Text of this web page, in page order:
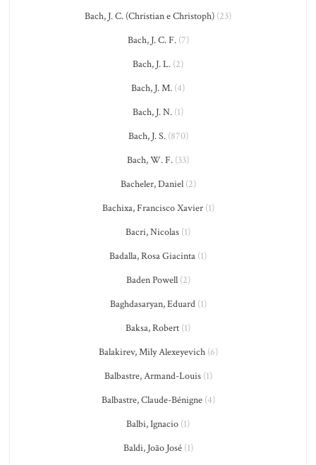
Bach, J. C. (Christian e Christoph) (23)
Bach, J. C. F.(7)
Bach, J. L. (2)
Bach, J. M. (4)
Bach, J. N. (1)
Bach, J. S.(870)
Bach, W. F. (33)
Bacheler, Daniel(2)
Bachixa, Francisco Xavier(1)
Bacri, Nicolas (1)
Badalla, Rosa Giacinta (1)
Baden Powell(2)
Baghdasaryan, Eduard(1)
Baksa, Robert (1)
Balakirev, Mily Alexeyevich(6)
Balbastre, Armand-Louis(1)
Balbastre, Claude-Bénigne(4)
Balbi, Ignacio (1)
Baldi, João José(1)